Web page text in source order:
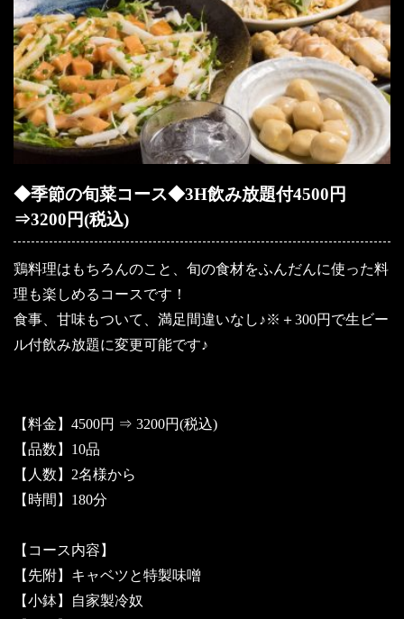
◆季節の旬菜コース◆3H飲み放題付4500円
⇒3200円(税込)
鶏料理はもちろんのこと、旬の食材をふんだんに使った料
理も楽しめるコースです！
食事、甘味もついて、満足間違いなし♪※＋300円で生ビー
ル付飲み放題に変更可能です♪
【料金】4500円 ⇒ 3200円(税込)
【品数】10品
【人数】2名様から
【時間】180分
【コース内容】
【先附】キャベツと特製味噌
【小鉢】自家製冷奴